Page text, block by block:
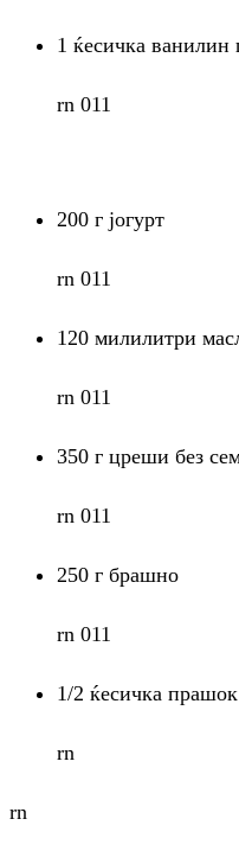
1 ќесичка ванилин
rn 011
200 г јогурт
rn 011
120 милилитри
rn 011
350 г цреши без
rn 011
250 г брашно
rn 011
1/2 ќесичка
rn
rn